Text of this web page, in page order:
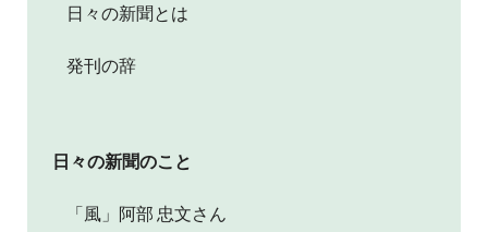
日々の新聞とは
発刊の辞
日々の新聞のこと
「風」阿部 忠文さん